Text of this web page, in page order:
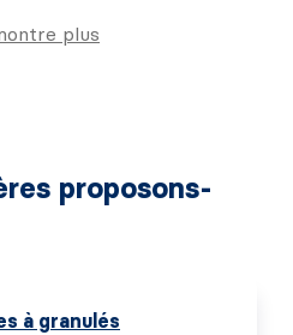
plus
proposons-
à granulés